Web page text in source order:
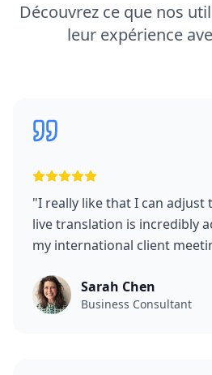
Découvrez ce que nos
leur expérience
"I really like that I can adjust
live translation is incredibly
my international client
Sarah Chen
Business Consultant